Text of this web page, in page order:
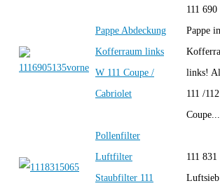
Pappe Abdeckung
Kofferraum links
W 111 Coupe /
Cabriolet
111
Pappe
links!
111 /112
Coupe...
Pollenfilter
Luftfilter
Staubfilter 111
111
Luftsieb